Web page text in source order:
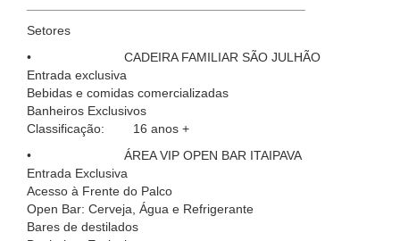
Setores
• CADEIRA FAMILIAR SÃO JULHÃO
Entrada exclusiva
Bebidas e comidas comercializadas
Banheiros Exclusivos
Classificação: 16 anos +
• ÁREA VIP OPEN BAR ITAIPAVA
Entrada Exclusiva
Acesso à Frente do Palco
Open Bar: Cerveja, Água e Refrigerante
Bares de destilados